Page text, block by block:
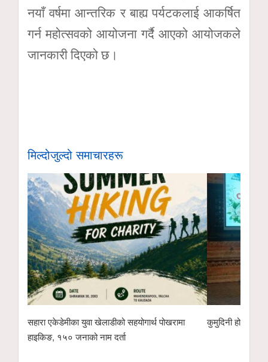
नयाँ वर्षमा आन्तरिक र बाह्य पर्यटकलाई आकर्षित
गर्न महोत्सवको आयोजना गर्दै आएको आयोजकले
जानकारी दिएको छ।
मिल्दोजुल्दो समाचारहरू
सहारा एकेडेमीका युवा खेलाडीको सहयोगार्थ पोखरामा
हाइकिङ, १५० जनाको नाम दर्ता
कुमुदिनी होम्समा